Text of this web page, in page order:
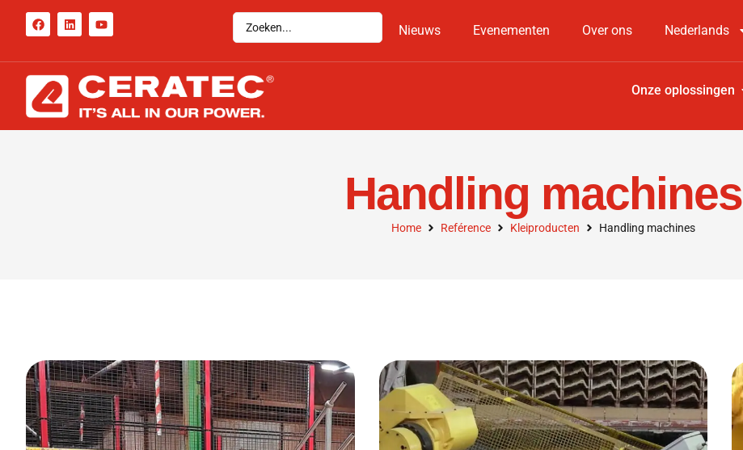
Nieuws Evenementen Over ons Nederlands
Onze oplossingen
Handling machines
Home Reférence Kleiproducten Handling machines